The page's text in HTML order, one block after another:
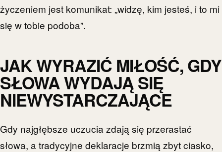
życzeniem jest komunikat: „widzę, kim jesteś, i to mi
się w tobie podoba”.
JAK WYRAZIĆ MIŁOŚĆ, GDY
SŁOWA WYDAJĄ SIĘ
NIEWYSTARCZAJĄCE
Gdy najgłębsze uczucia zdają się przerastać
słowa, a tradycyjne deklaracje brzmią zbyt ciasko,